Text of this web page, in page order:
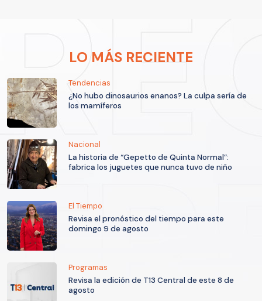
LO MÁS RECIENTE
Tendencias
¿No hubo dinosaurios enanos? La culpa sería de
los mamíferos
Nacional
La historia de “Gepetto de Quinta Normal”:
fabrica los juguetes que nunca tuvo de niño
El Tiempo
Revisa el pronóstico del tiempo para este
domingo 9 de agosto
Programas
Revisa la edición de T13 Central de este 8 de
agosto